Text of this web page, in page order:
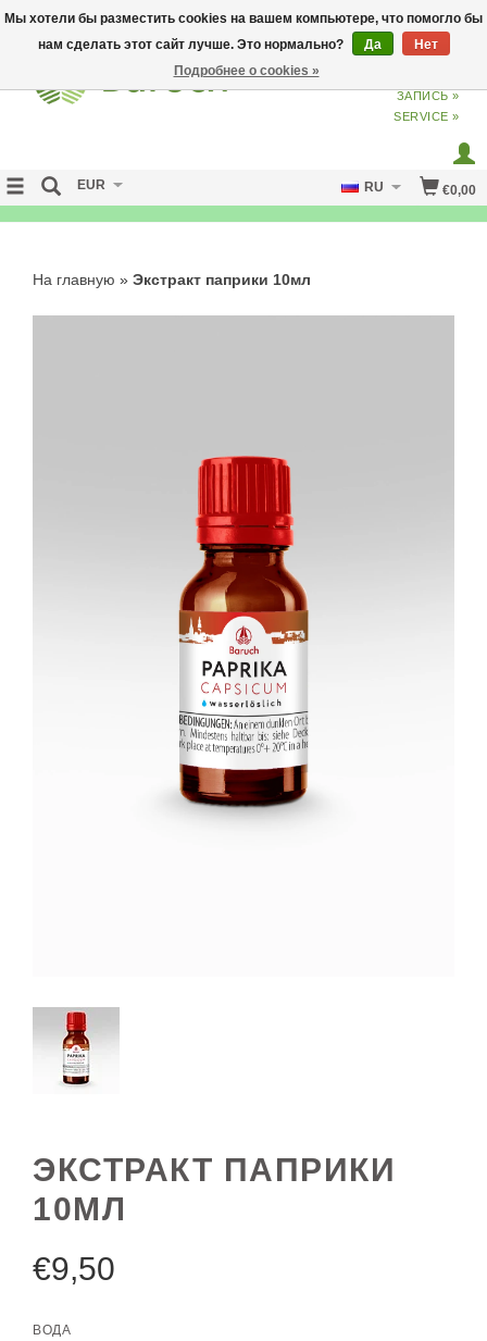
ВХОДИЗ
ЗАПИСЬ »
SERVICE »
€0,00
EUR RU
На главную » Экстракт паприки 10мл
ЭКСТРАКТ ПАПРИКИ
10МЛ
€9,50
ВОДА
Мы хотели бы разместить cookies на вашем компьютере, что помогло бы
нам сделать этот сайт лучше. Это нормально?
Да
Нет
Подробнее о cookies »